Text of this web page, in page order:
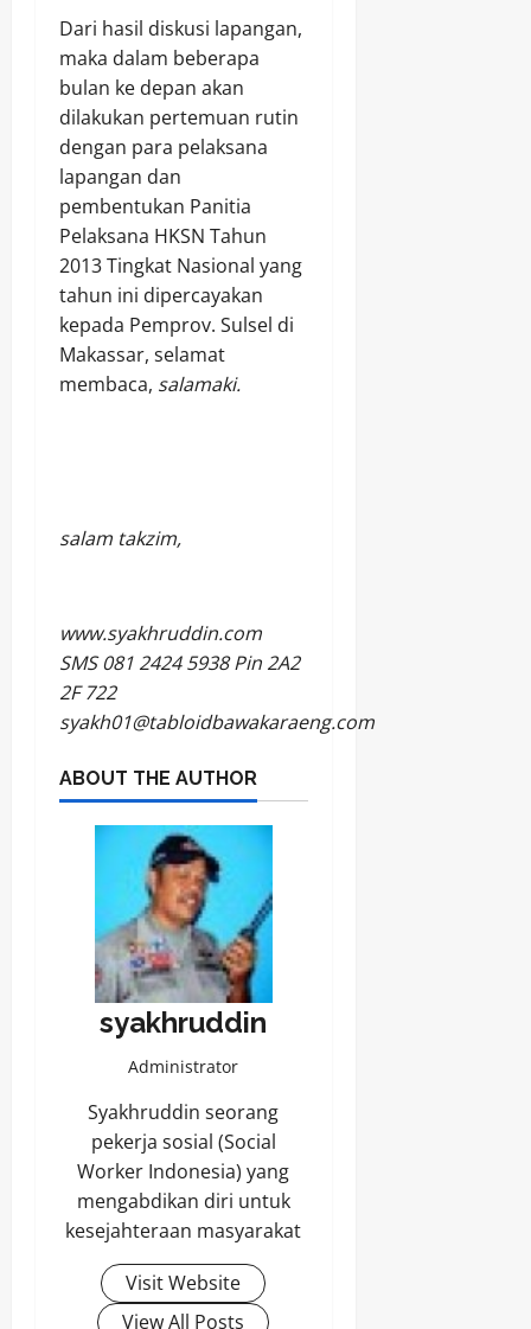
Dari hasil diskusi lapangan,
maka dalam beberapa
bulan ke depan akan
dilakukan pertemuan rutin
dengan para pelaksana
lapangan dan
pembentukan Panitia
Pelaksana HKSN Tahun
2013 Tingkat Nasional yang
tahun ini dipercayakan
kepada Pemprov. Sulsel di
Makassar, selamat
membaca, salamaki.
salam takzim,
www.syakhruddin.com
SMS 081 2424 5938 Pin 2A2
2F 722
syakh01@tabloidbawakaraeng.com
ABOUT THE AUTHOR
syakhruddin
Administrator
Syakhruddin seorang
pekerja sosial (Social
Worker Indonesia) yang
mengabdikan diri untuk
kesejahteraan masyarakat
Visit Website
View All Posts